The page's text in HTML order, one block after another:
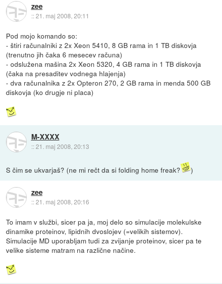
zee
::21. maj 2008, 20:11
Pod mojo komando so:
- štiri računalniki z 2x Xeon 5410, 8 GB rama in 1 TB diskovja
(trenutno jih čaka 6 mesecev računa)
- odslužena mašina 2x Xeon 5320, 4 GB rama in 1 TB diskovja
(čaka na presaditev vodnega hlajenja)
- dva računalnika z 2x Opteron 270, 2 GB rama in menda 500 GB
diskovja (ko drugje ni placa)
M-XXXX
::21. maj 2008, 20:13
S čim se ukvarjaš? (ne mi rečt da si folding home freak? )
zee
::21. maj 2008, 20:16
To imam v službi, sicer pa ja, moj delo so simulacije molekulske
dinamike proteinov, lipidnih dvoslojev (=velikih sistemov).
Simulacije MD uporabljam tudi za zvijanje proteinov, sicer pa te
velike sisteme matram na različne načine.